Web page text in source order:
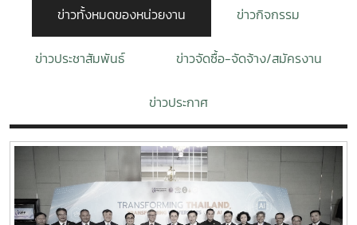
ข่าวทั้งหมดของหน่วยงาน ข่าวกิจกรรม
ข่าวประชาสัมพันธ์ ข่าวจัดซื้อ-จัดจ้าง/สมัครงาน
ข่าวประกาศ